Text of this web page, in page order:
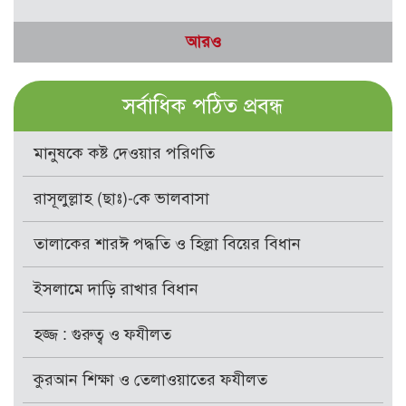
আরও
সর্বাধিক পঠিত প্রবন্ধ
মানুষকে কষ্ট দেওয়ার পরিণতি
রাসূলুল্লাহ (ছাঃ)-কে ভালবাসা
তালাকের শারঈ পদ্ধতি ও হিল্লা বিয়ের বিধান
ইসলামে দাড়ি রাখার বিধান
হজ্জ : গুরুত্ব ও ফযীলত
কুরআন শিক্ষা ও তেলাওয়াতের ফযীলত